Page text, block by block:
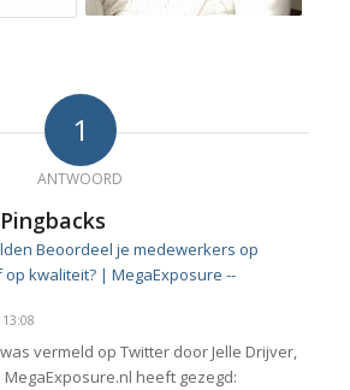
1
ANTWOORD
Beoordeel je medewerkers op
op kwaliteit? | MegaExposure --
vermeld op Twitter door Jelle Drijver,
MegaExposure.nl heeft gezegd: